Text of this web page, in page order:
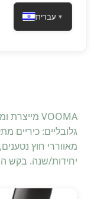
עברית ▼
גלובליים: כיריים
יחידות/שנה. בקש